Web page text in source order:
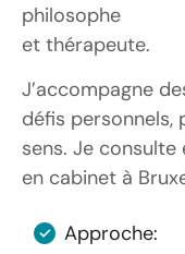
philosophe
et thérapeute.
J’accompagne
défis personnels,
sens. Je consulte
en cabinet à
Approche: